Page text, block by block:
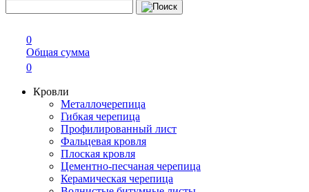
0
Общая сумма
0
Кровли
Металлочерепица
Гибкая черепица
Профилированный лист
Фальцевая кровля
Плоская кровля
Цементно-песчаная черепица
Керамическая черепица